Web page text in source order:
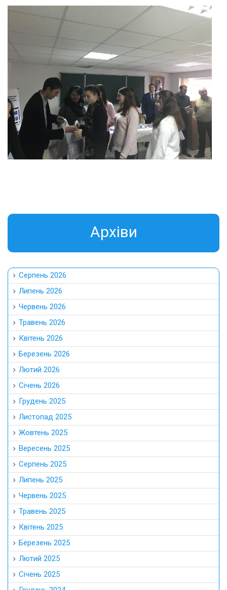
Aрхіви
Серпень 2026
Липень 2026
Червень 2026
Травень 2026
Квітень 2026
Березень 2026
Лютий 2026
Січень 2026
Грудень 2025
Листопад 2025
Жовтень 2025
Вересень 2025
Серпень 2025
Липень 2025
Червень 2025
Травень 2025
Квітень 2025
Березень 2025
Лютий 2025
Січень 2025